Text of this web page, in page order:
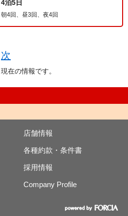
4泊5日
朝4回、昼3回、夜4回
次
在の情報です。
店舗情報
各種約款・条件書
採用情報
Company Profile